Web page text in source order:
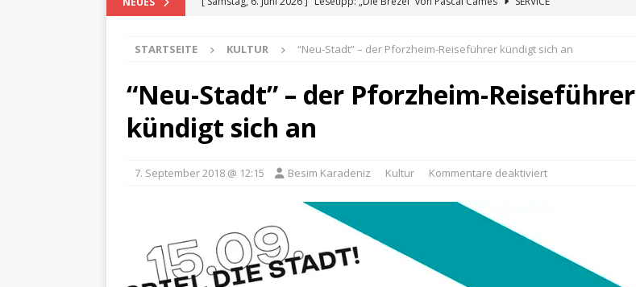
[ Sonntag, 15. Februar 2026 ] Aufzeichnung des 65. Fasnetsumzugs Dillweißenstein
VERANSTALTUNGEN
[ Mittwoch, 5. August 2026 ]
STARTSEITE KULTUR “Neu-Stadt” – der Pforzheim-Reiseführer kündigt sich an
“Neu-Stadt” – der Pforzheim-Reiseführer
kündigt sich an
7. September 2018 @ 12:15 Besim Karadeniz Kultur Kommentare deaktiviert